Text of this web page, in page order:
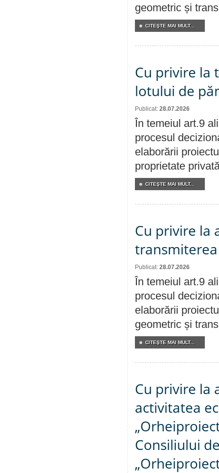
geometric și
CITEŞTE MAI MULT...
Cu privire la
lotului de
Publicat: 28.07.2026
În temeiul art.9
procesul
elaborării
proprietate
CITEŞTE MAI MULT...
Cu privire la
Publicat: 28.07.2026
În temeiul art.9
procesul
elaborării
geometric și
CITEŞTE MAI MULT...
Cu privire la
activitatea
Consiliului